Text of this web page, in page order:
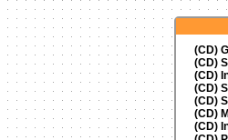
(CD)
(CD)
(CD)
(CD)
(CD)
(CD)
(CD)